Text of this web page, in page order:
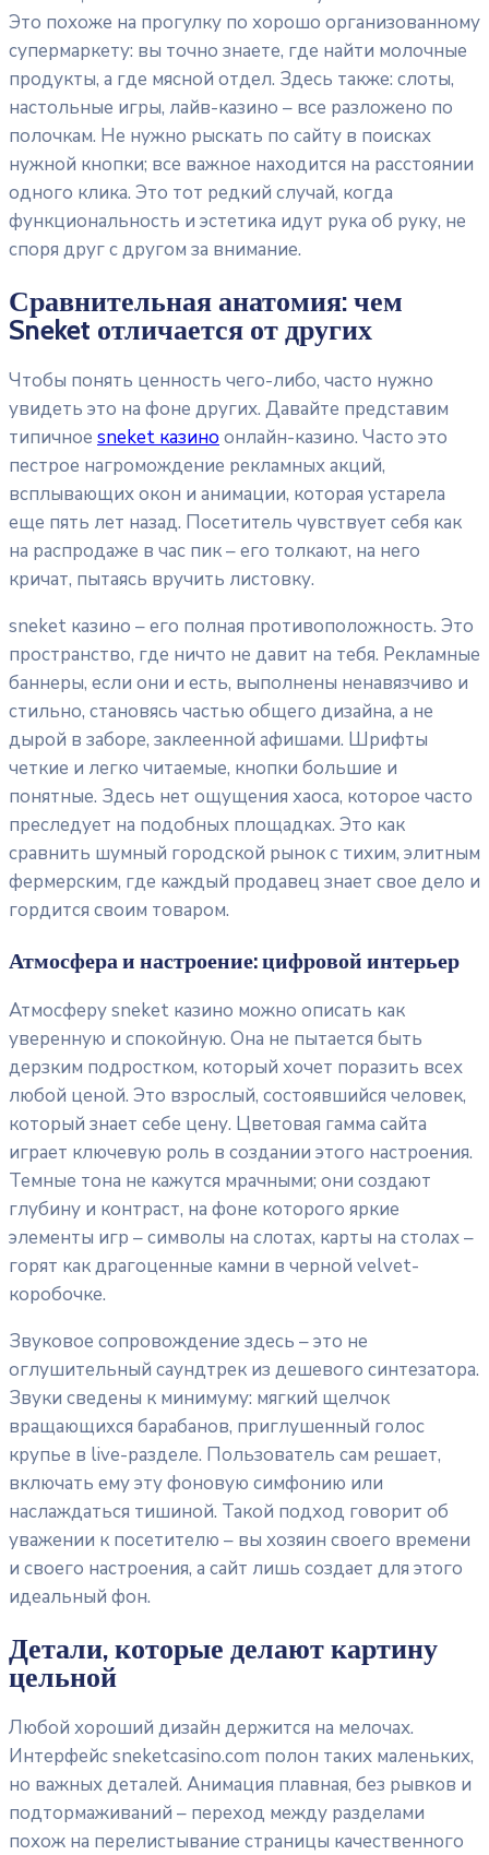
Это похоже на прогулку по хорошо организованному
супермаркету: вы точно знаете, где найти молочные
продукты, а где мясной отдел. Здесь также: слоты,
настольные игры, лайв-казино – все разложено по
полочкам. Не нужно рыскать по сайту в поисках
нужной кнопки; все важное находится на расстоянии
одного клика. Это тот редкий случай, когда
функциональность и эстетика идут рука об руку, не
споря друг с другом за внимание.
Сравнительная анатомия: чем
Sneket отличается от других
Чтобы понять ценность чего-либо, часто нужно
увидеть это на фоне других. Давайте представим
типичное sneket казино онлайн-казино. Часто это
пестрое нагромождение рекламных акций,
всплывающих окон и анимации, которая устарела
еще пять лет назад. Посетитель чувствует себя как
на распродаже в час пик – его толкают, на него
кричат, пытаясь вручить листовку.
sneket казино – его полная противоположность. Это
пространство, где ничто не давит на тебя. Рекламные
баннеры, если они и есть, выполнены ненавязчиво и
стильно, становясь частью общего дизайна, а не
дырой в заборе, заклеенной афишами. Шрифты
четкие и легко читаемые, кнопки большие и
понятные. Здесь нет ощущения хаоса, которое часто
преследует на подобных площадках. Это как
сравнить шумный городской рынок с тихим, элитным
фермерским, где каждый продавец знает свое дело и
гордится своим товаром.
Атмосфера и настроение: цифровой интерьер
Атмосферу sneket казино можно описать как
уверенную и спокойную. Она не пытается быть
дерзким подростком, который хочет поразить всех
любой ценой. Это взрослый, состоявшийся человек,
который знает себе цену. Цветовая гамма сайта
играет ключевую роль в создании этого настроения.
Темные тона не кажутся мрачными; они создают
глубину и контраст, на фоне которого яркие
элементы игр – символы на слотах, карты на столах –
горят как драгоценные камни в черной velvet-
коробочке.
Звуковое сопровождение здесь – это не
оглушительный саундтрек из дешевого синтезатора.
Звуки сведены к минимуму: мягкий щелчок
вращающихся барабанов, приглушенный голос
крупье в live-разделе. Пользователь сам решает,
включать ему эту фоновую симфонию или
наслаждаться тишиной. Такой подход говорит об
уважении к посетителю – вы хозяин своего времени
и своего настроения, а сайт лишь создает для этого
идеальный фон.
Детали, которые делают картину
цельной
Любой хороший дизайн держится на мелочах.
Интерфейс sneketcasino.com полон таких маленьких,
но важных деталей. Анимация плавная, без рывков и
подтормаживаний – переход между разделами
похож на перелистывание страницы качественного